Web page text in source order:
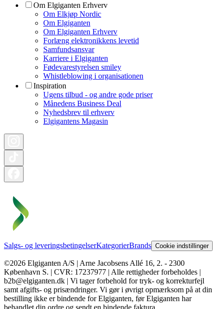
Om Elgiganten Erhverv
Om Elkjøp Nordic
Om Elgiganten
Om Elgiganten Erhverv
Forlæng elektronikkens levetid
Samfundsansvar
Karriere i Elgiganten
Fødevarestyrelsen smiley
Whistleblowing i organisationen
Inspiration
Ugens tilbud - og andre gode priser
Månedens Business Deal
Nyhedsbrev til erhverv
Elgigantens Magasin
Salgs- og leveringsbetingelserKategorierBrands Cookie indstillinger
©2026 Elgiganten A/S | Arne Jacobsens Allé 16, 2. - 2300
København S. | CVR: 17237977 | Alle rettigheder forbeholdes |
b2b@elgiganten.dk | Vi tager forbehold for tryk- og korrekturfejl
samt afgifts- og prisændringer. Vi gør i øvrigt opmærksom på at din
bestilling ikke er bindende for Elgiganten, før Elgiganten har
behandlet din ordre og sendt en bindende faktura.